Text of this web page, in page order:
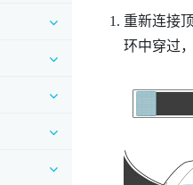
重新连接
环中穿过